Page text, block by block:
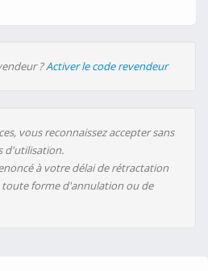
?Activer le code revendeur
vous reconnaissez accepter sans
d'utilisation.
à votre délai de rétractation
toute forme d'annulation ou de